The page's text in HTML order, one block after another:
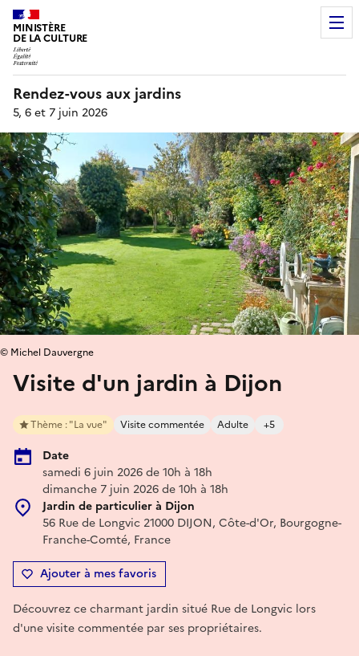
MINISTÈRE
DE LA CULTURE
Rendez-vous aux jardins
5, 6 et 7 juin 2026
Visite d'un jardin à Dijon
Thème : "La vue" Visite commentée Adulte +5
Date
samedi 6 juin 2026 de 10h à 18h
dimanche 7 juin 2026 de 10h à 18h
Jardin de particulier à Dijon
56 Rue de Longvic 21000 DIJON, Côte-d'Or, Bourgogne-
Franche-Comté, France
Ajouter à mes favoris
© Michel Dauvergne
Découvrez ce charmant jardin situé Rue de Longvic lors
d'une visite commentée par ses propriétaires.